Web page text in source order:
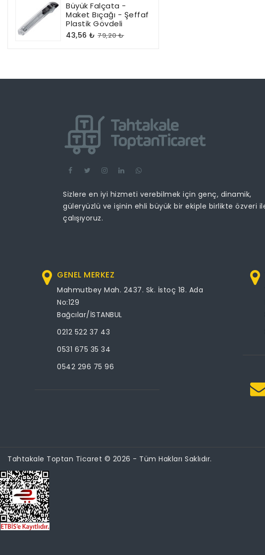
Büyük Falçata -
Maket Bıçağı - Şeffaf
Plastik Gövdeli
43,56 ₺ 79,20 ₺
Sizlere en iyi hizmeti verebilmek için genç, dinamik,
güleryüzlü ve işinin ehli büyük bir ekiple birlikte özveri
çalışıyoruz.
GENEL MERKEZ
Mahmutbey Mah. 2437. Sk. İstoç 18. Ada
No:129
Bağcılar/İSTANBUL
0212 522 37 43
0531 675 35 34
0542 296 75 96
Tahtakale Toptan Ticaret © 2026 - Tüm Hakları Saklıdır.